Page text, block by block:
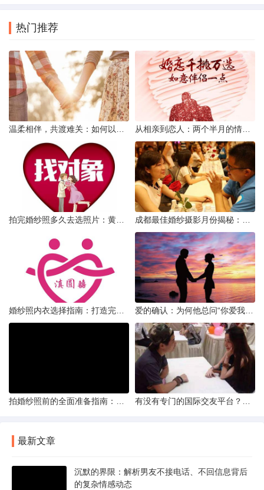
热门推荐
最新文章
沉默的界限：解析男友不接电话、不回信息背后
的复杂情感动态